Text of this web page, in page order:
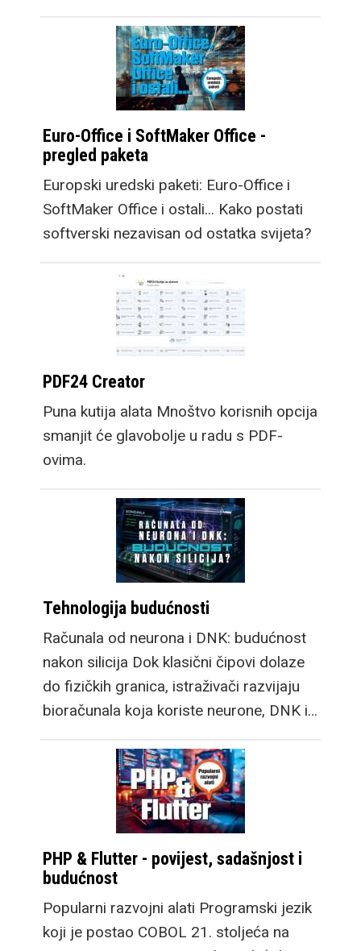
Euro-Office i SoftMaker Office -
pregled paketa
Europski uredski paketi: Euro-Office i
SoftMaker Office i ostali... Kako postati
softverski nezavisan od ostatka svijeta?
PDF24 Creator
Puna kutija alata Mnoštvo korisnih opcija
smanjit će glavobolje u radu s PDF-
ovima.
Tehnologija budućnosti
Računala od neurona i DNK: budućnost
nakon silicija Dok klasični čipovi dolaze
do fizičkih granica, istraživači razvijaju
bioračunala koja koriste neurone, DNK i…
PHP & Flutter - povijest, sadašnjost i
budućnost
Popularni razvojni alati Programski jezik
koji je postao COBOL 21. stoljeća na